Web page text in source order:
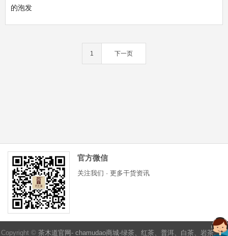
1 下一页
官方微信
关注我们 · 更多干货资讯
Copyright © 茶木道官网- chamudao商城-绿茶、红茶、普洱、白茶、岩茶、茶